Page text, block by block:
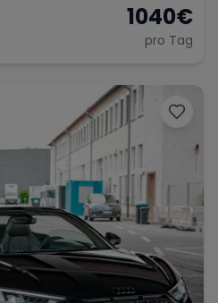
1040€
pro Tag